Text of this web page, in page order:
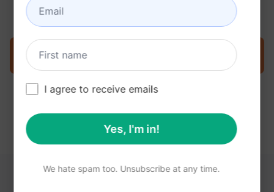
今すぐChatGPTでプロンプトを試す
I agree to receive emails
Yes, I'm in!
We hate spam too. Unsubscribe at any time.